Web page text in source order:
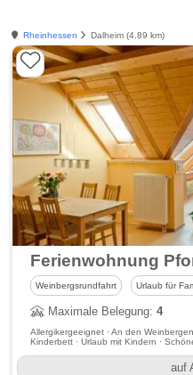
Rheinhessen Dalheim (4.89 km)
Ferienwohnung
Weinbergsrundfahrt Urlaub für
Maximale Belegung:4
Allergikergeeignet · An den
Kinderbett · Urlaub mit Kindern ·
auf